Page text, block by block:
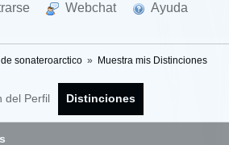
Webchat Ayuda
de sonateroarctico » Muestra mis Distinciones
del Perfil Distinciones